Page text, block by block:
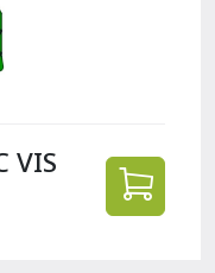
VIS